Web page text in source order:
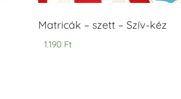
Matricák – szett – Szív-kéz
1.190 Ft